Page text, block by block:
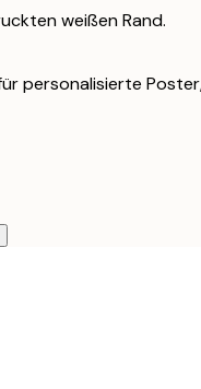
weißen Rand.
personalisierte